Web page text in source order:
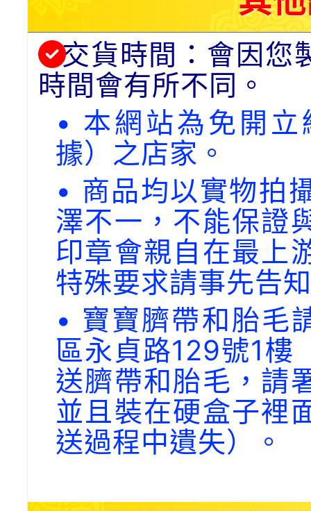
交貨時間：會因您
時間會有所不同。
• 本網站為免開
據）之店家。
• 商品均以實物拍
澤不一，不能保證
印章會親自在最上
特殊要求請事先告
• 寶寶臍帶和胎毛
區永貞路129號1樓
送臍帶和胎毛，請
並且裝在硬盒子裡
送過程中遺失）。